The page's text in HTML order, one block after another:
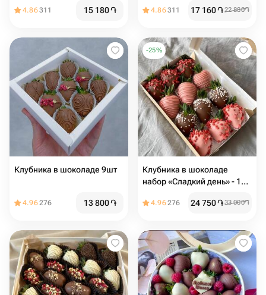
4.86311 15 180֏ 4.86311 17 160֏22 880֏
Клубника в шоколаде 9шт
4.96276 13 800֏
-25%
Клубника в шоколаде
набор «Сладкий день» - 12
4.96276 24 750֏33 000֏